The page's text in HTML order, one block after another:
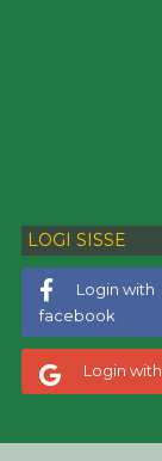
LOGI SISSE
Login with
facebook
Login